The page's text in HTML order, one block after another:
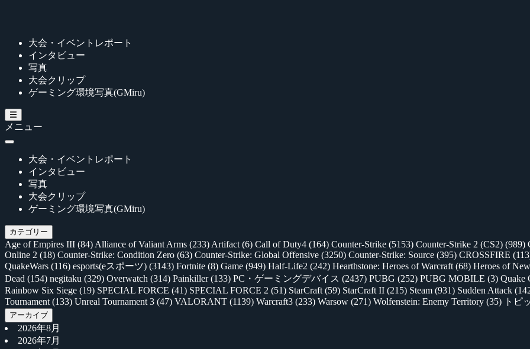
大会・イベントレポート
インタビュー
写真
大会クリップ
ゲーミング環境写真(GMiru)
メニュー
大会・イベントレポート
インタビュー
写真
大会クリップ
ゲーミング環境写真(GMiru)
カテゴリー
Age of Empires III (84) Alliance of Valiant Arms (233) Artifact (6) Call of Duty4 (164) Counter-Strike (5153) Counter-Strike 2 (CS2) (989)
Online 2 (18) Counter-Strike: Condition Zero (63) Counter-Strike: Global Offensive (3250) Counter-Strike: Source (395) CROSSFIRE
QuakeWars (116) esports(eスポーツ) (3143) Fortnite (8) Game (949) Half-Life2 (242) Hearthstone: Heroes of Warcraft (68) Heroes of
Dead (154) negitaku (329) Overwatch (314) Painkiller(133) PC・ゲーミングデバイス (2437) PUBG (252) PUBG MOBILE (3) Quake
Rainbow Six Siege (19) SPECIAL FORCE (41) SPECIAL FORCE 2 (51) StarCraft (59) StarCraft II (215) Steam (931) Sudden Attack
Tournament (133) Unreal Tournament 3 (47) VALORANT (1139) Warcraft3 (233) Warsow (271) Wolfenstein: Enemy Territory (35) トピ
アーカイブ
2026年8月
2026年7月